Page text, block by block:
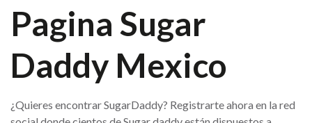
Pagina Sugar
Daddy Mexico
¿Quieres encontrar SugarDaddy? Registrarte ahora en la red